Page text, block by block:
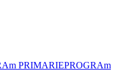
PRIMARIEPROGRAm